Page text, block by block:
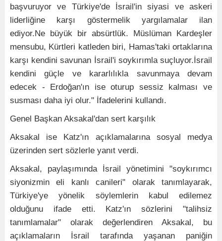
başvuruyor ve Türkiye'de İsrail'in siyasi ve askeri
liderliğine karşı göstermelik yargılamalar ilan
ediyor.Ne büyük bir absürtlük. Müslüman Kardeşler
mensubu, Kürtleri katleden biri, Hamas'taki ortaklarına
karşı kendini savunan İsrail'i soykırımla suçluyor.İsrail
kendini güçle ve kararlılıkla savunmaya devam
edecek - Erdoğan'ın ise oturup sessiz kalması ve
susması daha iyi olur." İfadelerini kullandı.
Genel Başkan Aksakal'dan sert karşılık
Aksakal ise Katz'ın açıklamalarına sosyal medya
üzerinden sert sözlerle yanıt verdi.
Aksakal, paylaşımında İsrail yönetimini "soykırımcı
siyonizmin eli kanlı canileri" olarak tanımlayarak,
Türkiye'ye yönelik söylemlerin kabul edilemez
olduğunu ifade etti. Katz'ın sözlerini "talihsiz
tanımlamalar" olarak değerlendiren Aksakal, bu
açıklamaların İsrail tarafında yaşanan paniğin